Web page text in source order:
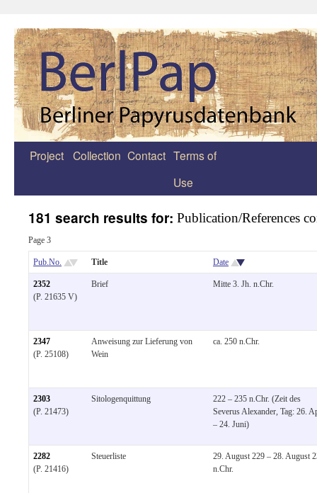
Zum
Project Collection Contact Terms of
Use
181 search results for: Publication/References
Page 3
Pub.No. Title Date
2352
(P. 21635 V)
Brief Mitte 3. Jh. n.Chr.
2347
(P. 25108)
Anweisung zur Lieferung von
Wein
ca. 250 n.Chr.
2303
(P. 21473)
Sitologenquittung
222 – 235 n.Chr. (Zeit des
Severus Alexander, Tag: 26.
– 24. Juni)
2282
(P. 21416)
Steuerliste
29. August 229 – 28. August
n.Chr.